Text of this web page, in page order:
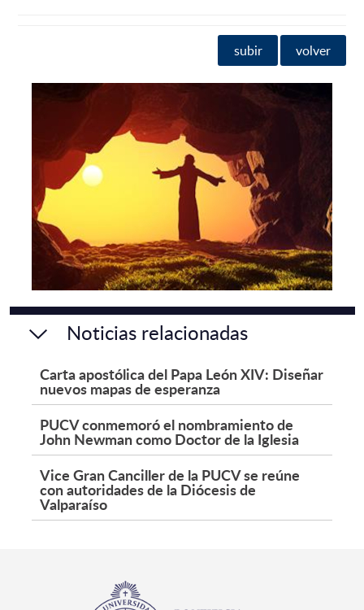
subir volver
Noticias relacionadas
Carta apostólica del Papa León XIV: Diseñar
nuevos mapas de esperanza
PUCV conmemoró el nombramiento de
John Newman como Doctor de la Iglesia
Vice Gran Canciller de la PUCV se reúne
con autoridades de la Diócesis de
Valparaíso